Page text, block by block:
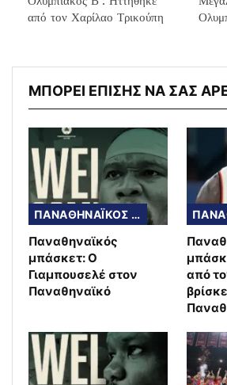
από τον Χαρίλαο Τρικούπη
ΜΠΟΡΕΙ ΕΠΙΣΗΣ ΝΑ ΣΑΣ
ΠΑΝΑΘΗΝΑΪΚΟΣ ΜΠΑΣΚΕΤ
Παναθηναϊκός
μπάσκετ: Ο
Γιαμπουσελέ στον
Παναθηναϊκό
από